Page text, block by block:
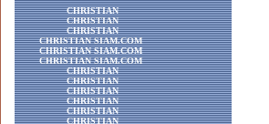
CHRISTIAN
CHRISTIAN
CHRISTIAN
CHRISTIAN SIAM.COM
CHRISTIAN SIAM.COM
CHRISTIAN SIAM.COM
CHRISTIAN
CHRISTIAN
CHRISTIAN
CHRISTIAN
CHRISTIAN
CHRISTIAN